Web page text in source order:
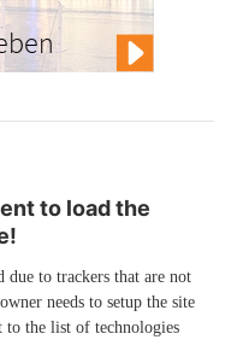
to load the
to trackers that are not
needs to setup the site
the list of technologies